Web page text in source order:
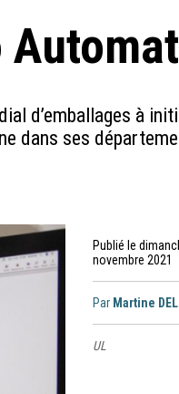
d’emballages à
dans ses
Publié le
novembre 2021
Par Martine
UL